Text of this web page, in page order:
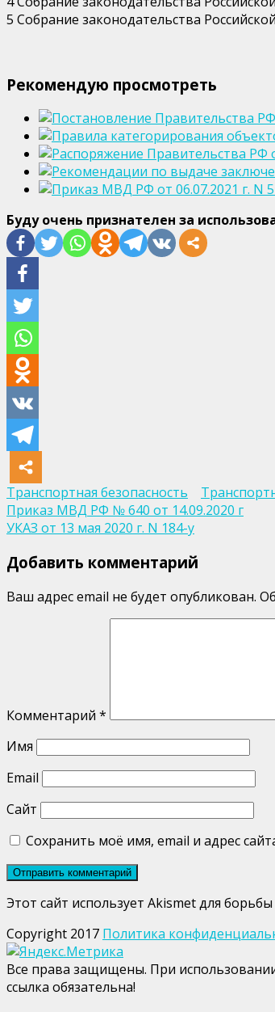
5 Собрание законодательства
Рекомендую просмотреть
Буду очень признателен за
Транспортная безопасность
Навигация
по
записям
Приказ МВД РФ № 640 от 14.09.2020 г
УКАЗ от 13 мая 2020 г. N 184-у
Добавить комментарий
Ваш адрес email не будет опубликован.
Комментарий *
Имя
Email
Сайт
Сохранить моё имя, email и адрес
Этот сайт использует Akismet для
Copyright 2017 Политика
Все права защищены. При
ссылка обязательна!